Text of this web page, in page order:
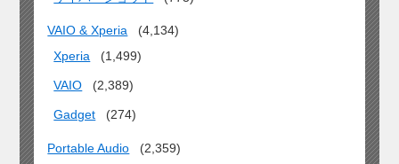
VAIO & Xperia
(4,134)
Xperia
(1,499)
VAIO (2,389)
Gadget (274)
Portable Audio
(2,359)